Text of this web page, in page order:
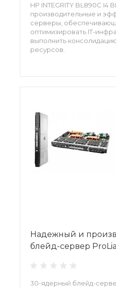
HP INTEGRITY BL890C I4
производительные и
серверы,
оптимизировать IT-
выполнить
ресурсов.
Надежный и
блейд-сервер
30-ядерный блейд-